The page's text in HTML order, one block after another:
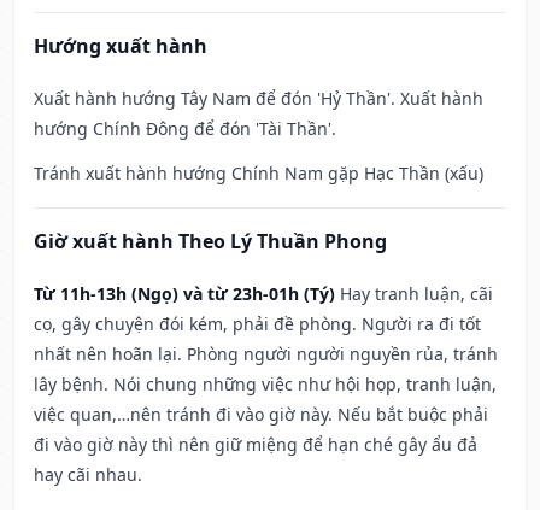
Hướng xuất hành
Xuất hành hướng Tây Nam để đón 'Hỷ Thần'. Xuất hành
hướng Chính Đông để đón 'Tài Thần'.
Tránh xuất hành hướng Chính Nam gặp Hạc Thần (xấu)
Giờ xuất hành Theo Lý Thuần Phong
Từ 11h-13h (Ngọ) và từ 23h-01h (Tý) Hay tranh luận, cãi
cọ, gây chuyện đói kém, phải đề phòng. Người ra đi tốt
nhất nên hoãn lại. Phòng người người nguyền rủa, tránh
lây bệnh. Nói chung những việc như hội họp, tranh luận,
việc quan,…nên tránh đi vào giờ này. Nếu bắt buộc phải
đi vào giờ này thì nên giữ miệng để hạn ché gây ẩu đả
hay cãi nhau.